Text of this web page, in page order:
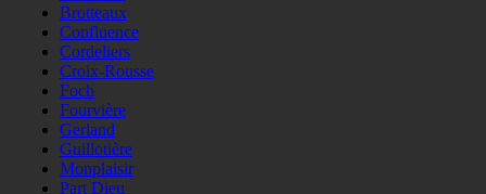
Brotteaux
Confluence
Cordeliers
Croix-Rousse
Foch
Fourvière
Gerland
Guillotière
Monplaisir
Part Dieu